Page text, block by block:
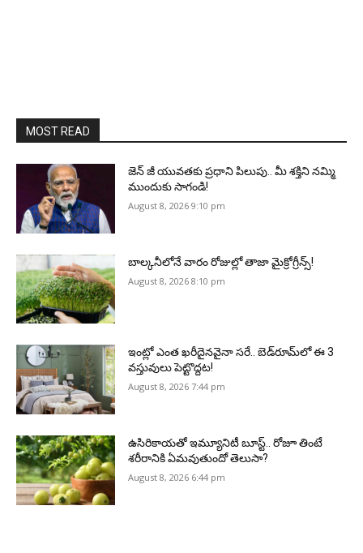
MOST READ
జెన్‌ జీ యువతకు ప్రధాని పిలుపు.. మీ శక్తిని నమ్మి
ముందుకు సాగండి!
August 8, 2026 9:10 pm
బాల్కనీలోనే వారం రోజుల్లో తాజా మైక్రోగ్రీన్స్‌!
August 8, 2026 8:10 pm
ఇంట్లో ఎంత ఖరీదైనవైనా సరే.. బెడ్‌రూమ్‌లో ఈ 3
వస్తువులు పెట్టొద్దట!
August 8, 2026 7:44 pm
ఉసిరికాయతో ఇమ్యూనిటీ బూస్ట్‌.. రోజూ తింటే
శరీరానికి ఏమవుతుందో తెలుసా?
August 8, 2026 6:44 pm